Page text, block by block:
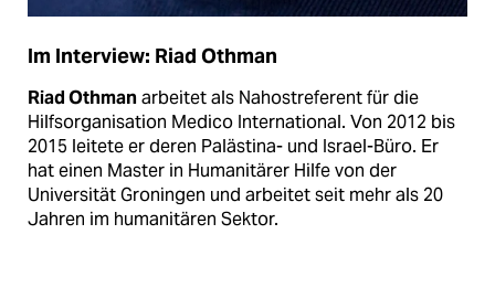
Im Interview: Riad Othman
Riad Othmanarbeitet als Nahostreferent für die
Hilfsorganisation Medico International. Von 2012 bis
2015 leitete er deren Palästina- und Israel-Büro. Er
hat einen Master in Humanitärer Hilfe von der
Universität Groningen und arbeitet seit mehr als 20
Jahren im humanitären Sektor.